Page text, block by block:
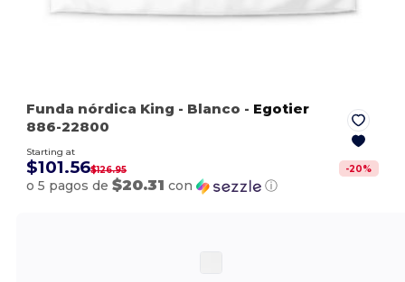
Funda nórdica King - Blanco - Egotier
886-22800
Starting at
$101.56$126.95 -20%
o 5 pagos de$20.31 con ⓘ